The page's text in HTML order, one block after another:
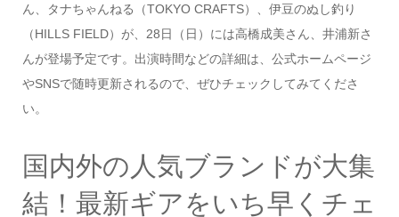
ん、タナちゃんねる（TOKYO CRAFTS）、伊豆のぬし釣り
（HILLS FIELD）が、28日（日）には高橋成美さん、井浦新さ
んが登場予定です。出演時間などの詳細は、公式ホームページ
やSNSで随時更新されるので、ぜひチェックしてみてくださ
い。
国内外の人気ブランドが大集
結！最新ギアをいち早くチェ